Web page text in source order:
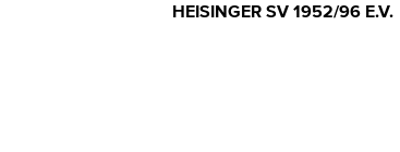
HEISINGER SV 1952/96 E.V.